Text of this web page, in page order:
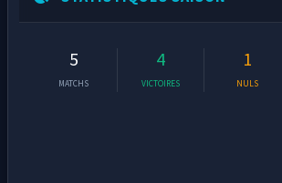
5
MATCHS
4
VICTOIRES
1
NULS